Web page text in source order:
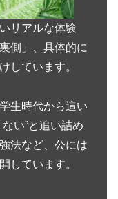
リアルな体験
側」、具体的に
しています。
生時代から這い
い”と追い詰め
法など、公には
しています。